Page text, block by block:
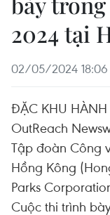
2024 tại
02/05/2024 18:06
ĐẶC KHU
OutReach
Tập đoàn Công
Hồng Kông
Parks
Cuộc thi trình